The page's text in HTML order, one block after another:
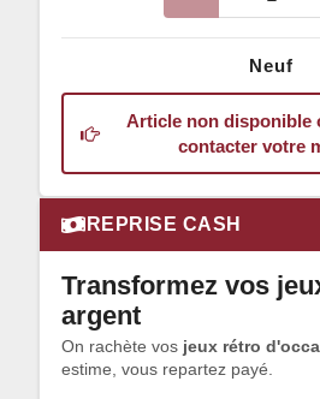
Neuf
Article non disponible
contacter votre
REPRISE CASH
Transformez vos
argent
On rachète vos jeux rétro
estime, vous repartez payé.